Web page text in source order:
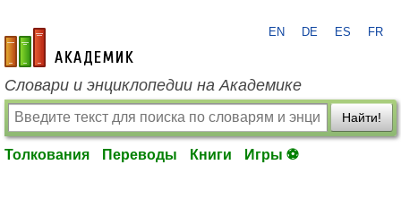
academic.ru
EN DE ES FR
Словари и энциклопедии на Академике
Найти!
Толкования Переводы Книги Игры ⚽